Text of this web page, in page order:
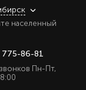
2024 (не
м.
блоками:
населенный
775-86-81
Пн-Пт,